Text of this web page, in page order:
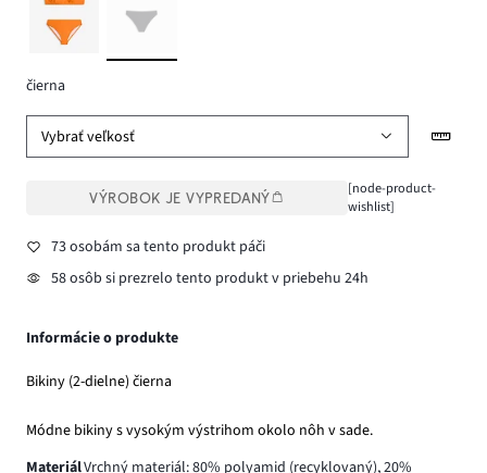
čierna
Vybrať veľkosť
VÝROBOK JE VYPREDANÝ
[node-product-
wishlist]
73 osobám sa tento produkt páči
58 osôb si prezrelo tento produkt v priebehu 24h
Informácie o produkte
Bikiny (2-dielne) čierna
Módne bikiny s vysokým výstrihom okolo nôh v sade.
MateriálVrchný materiál: 80% polyamid (recyklovaný), 20%